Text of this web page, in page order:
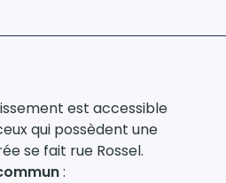
est accessible
qui possèdent une
se fait rue Rossel.
: